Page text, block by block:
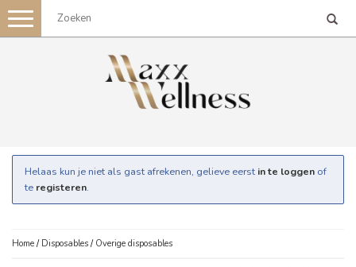
Toggle
navigation
Helaas kun je niet als gast afrekenen, gelieve eerst in te loggen of
te registeren.
Home / Disposables / Overige disposables